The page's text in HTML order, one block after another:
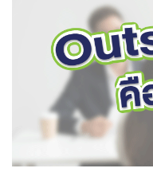
ENGLISH
ภาษาไทย